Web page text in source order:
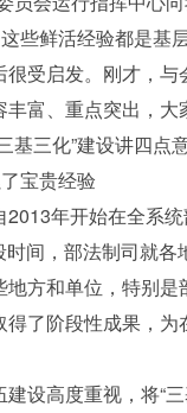
些鲜活经验都是
受启发。刚才，
富、重点突出，
三化”建设讲四点意
宝贵经验
年开始在全系统
间，部法制司就
方和单位，特别
了阶段性成果，
高度重视，将“